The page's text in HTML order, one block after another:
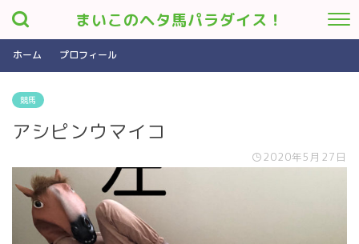
まいこのヘタ馬パラダイス！
ホーム プロフィール
競馬
アシピンウマイコ
2020年5月27日